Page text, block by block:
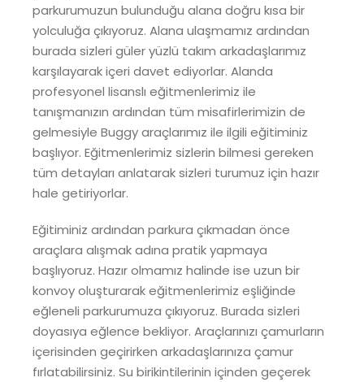
parkurumuzun bulunduğu alana doğru kısa bir
yolculuğa çıkıyoruz. Alana ulaşmamız ardından
burada sizleri güler yüzlü takım arkadaşlarımız
karşılayarak içeri davet ediyorlar. Alanda
profesyonel lisanslı eğitmenlerimiz ile
tanışmanızın ardından tüm misafirlerimizin de
gelmesiyle Buggy araçlarımız ile ilgili eğitiminiz
başlıyor. Eğitmenlerimiz sizlerin bilmesi gereken
tüm detayları anlatarak sizleri turumuz için hazır
hale getiriyorlar.
Eğitiminiz ardından parkura çıkmadan önce
araçlara alışmak adına pratik yapmaya
başlıyoruz. Hazır olmamız halinde ise uzun bir
konvoy oluşturarak eğitmenlerimiz eşliğinde
eğleneli parkurumuza çıkıyoruz. Burada sizleri
doyasıya eğlence bekliyor. Araçlarınızı çamurların
içerisinden geçirirken arkadaşlarınıza çamur
fırlatabilirsiniz. Su birikintilerinin içinden geçerek